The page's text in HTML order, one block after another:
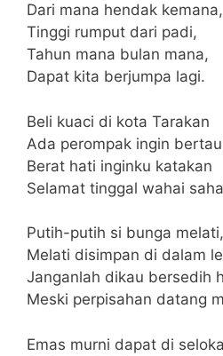
Dari mana hendak kemana,
Tinggi rumput dari padi,
Tahun mana bulan mana,
Dapat kita berjumpa lagi.
Beli kuaci di kota Tarakan
Ada perompak ingin
Berat hati inginku katakan
Selamat tinggal wahai
Putih-putih si bunga melati,
Melati disimpan di dalam
Janganlah dikau bersedih
Meski perpisahan datang
Emas murni dapat di